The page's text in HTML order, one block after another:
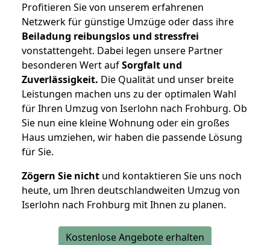
Profitieren Sie von unserem erfahrenen
Netzwerk für günstige Umzüge oder dass ihre
Beiladung reibungslos und stressfrei
vonstattengeht. Dabei legen unsere Partner
besonderen Wert aufSorgfalt und
Zuverlässigkeit. Die Qualität und unser breite
Leistungen machen uns zu der optimalen Wahl
für Ihren Umzug von Iserlohn nach Frohburg. Ob
Sie nun eine kleine Wohnung oder ein großes
Haus umziehen, wir haben die passende Lösung
für Sie.
Zögern Sie nicht und kontaktieren Sie uns noch
heute, um Ihren deutschlandweiten Umzug von
Iserlohn nach Frohburg mit Ihnen zu planen.
Kostenlose Angebote erhalten